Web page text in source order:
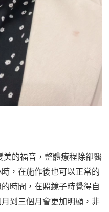
美的福音，整體療程除卻醫
，在施作後也可以正常的
時間，在照鏡子時覺得自
到三個月會更加明顯，非